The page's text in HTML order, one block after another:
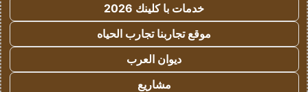
خدمات با كلينك 2026
موقع تجاربنا تجارب الحياه
ديوان العرب
مشاريع